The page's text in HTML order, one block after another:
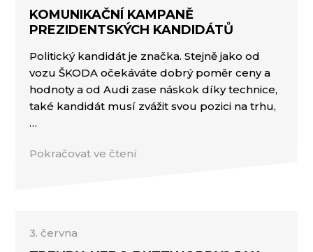
KOMUNIKAČNÍ KAMPANĚ
PREZIDENTSKÝCH KANDIDÁTŮ
Politický kandidát je značka. Stejně jako od
vozu ŠKODA očekáváte dobrý poměr ceny a
hodnoty a od Audi zase náskok díky technice,
také kandidát musí zvážit svou pozici na trhu,
…
Pokračovat ve čtení
3. června